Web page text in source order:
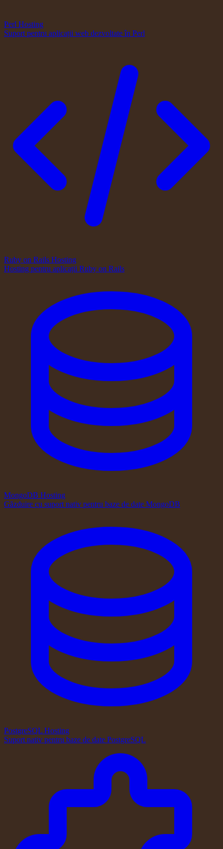
Perl Hosting
Suport pentru aplicații web dezvoltate în Perl
Ruby on Rails Hosting
Hosting pentru aplicații Ruby on Rails
MongoDB Hosting
Găzduire cu suport nativ pentru baze de date MongoDB
PostgreSQL Hosting
Suport nativ pentru baze de date PostgreSQL